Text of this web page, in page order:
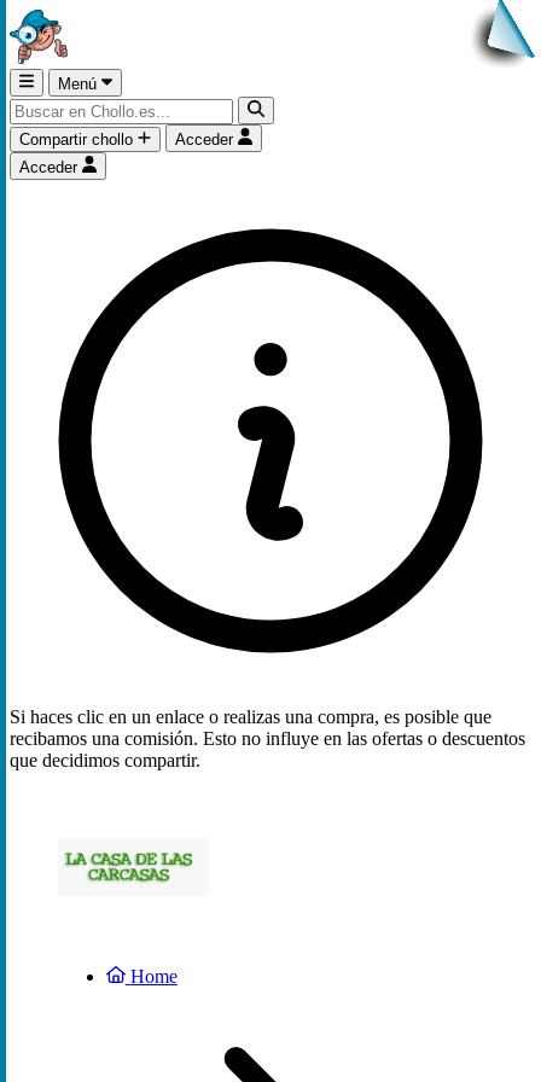
Menú
Compartir chollo
Acceder
Acceder
Si haces clic en un enlace o realizas una compra, es posible que
recibamos una comisión. Esto no influye en las ofertas o descuentos
que decidimos compartir.
Home